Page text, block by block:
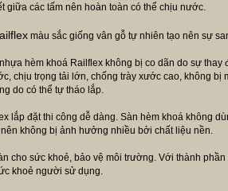
giữa các tấm nên hoàn toàn có thể chịu nước.
màu sắc giống vân gỗ tự nhiên tạo nên sự
hèm khoá Railflex không bị co dãn do sự thay
chịu trọng tải lớn, chống trày xước cao, không bị
do có thể tự tháo lắp.
lắp đặt thi công dễ dàng. Sàn hèm khoá không
không bị ảnh hưởng nhiều bởi chất liệu nền.
cho sức khoẻ, bảo vệ môi trường. Với thành
khoẻ người sử dụng.